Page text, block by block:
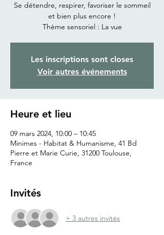
Se détendre, respirer, favoriser le sommeil
et bien plus encore !
Thème sensoriel : La vue
Les inscriptions sont closes
Voir autres événements
Heure et lieu
09 mars 2024, 10:00 – 10:45
Minimes - Habitat & Humanisme, 41 Bd
Pierre et Marie Curie, 31200 Toulouse,
France
Invités
+ 3 autres invités